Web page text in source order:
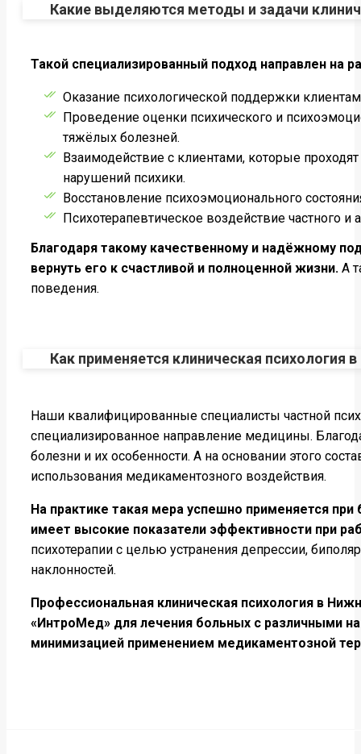
Какие выделяются методы и задачи
Такой специализированный подход направлен на
Оказание психологической поддержки
Проведение оценки психического и
тяжёлых болезней.
Взаимодействие с клиентами, которые
нарушений психики.
Восстановление психоэмоционального
Психотерапевтическое воздействие частного и
Благодаря такому качественному и надёжному
вернуть его к счастливой и полноценной жизни. А
поведения.
Как применяется клиническая психология
Наши квалифицированные специалисты частной
специализированное направление медицины.
болезни и их особенности. А на основании этого
использования медикаментозного воздействия.
На практике такая мера успешно применяется
имеет высокие показатели эффективности при
психотерапии с целью устранения депрессии,
наклонностей.
Профессиональная клиническая психология в
«ИнтроМед» для лечения больных с различными
минимизацией применением медикаментозной